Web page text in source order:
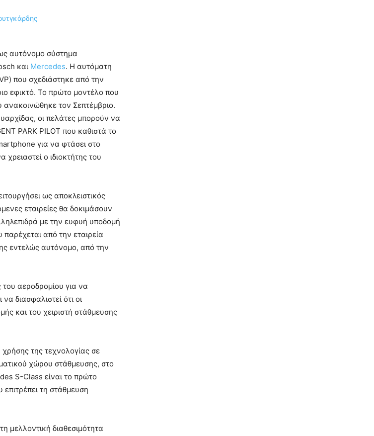
αυτόνομο σύστημα
και Mercedes. Η αυτόματη
που σχεδιάστηκε από την
εφικτό. Το πρώτο μοντέλο που
ανακοινώθηκε τον Σεπτέμβριο.
οι πελάτες μπορούν να
PARK PILOT που καθιστά το
για να φτάσει στο
ο ιδιοκτήτης του
ως αποκλειστικός
εταιρείες θα δοκιμάσουν
με την ευφυή υποδομή
από την εταιρεία
εντελώς αυτόνομο, από την
του αεροδρομίου για να
διασφαλιστεί ότι οι
και του χειριστή στάθμευσης
της τεχνολογίας σε
χώρου στάθμευσης, στο
S-Class είναι το πρώτο
τη στάθμευση
μελλοντική διαθεσιμότητα